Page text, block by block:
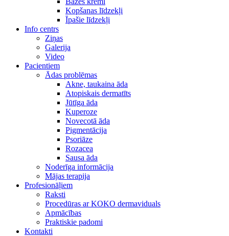
Kopšanas līdzekļi
Īpašie līdzekļi
Info centrs
Ziņas
Galerija
Video
Pacientiem
Ādas problēmas
Akne, taukaina āda
Atopiskais dermatīts
Jūtīga āda
Kuperoze
Novecotā āda
Pigmentācija
Psoriāze
Rozacea
Sausa āda
Noderīga informācija
Mājas terapija
Profesionāļiem
Raksti
Procedūras ar KOKO dermaviduals
Apmācības
Praktiskie padomi
Kontakti